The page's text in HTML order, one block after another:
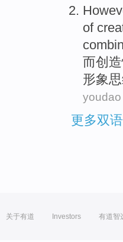
of
而创
形象
youdao
更多双
关于有道 Investors 有道智